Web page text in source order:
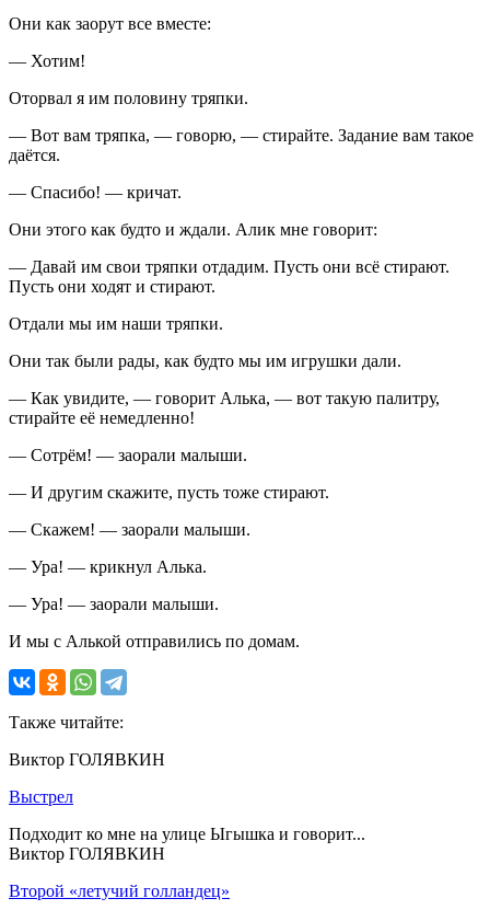
Они как заорут все вместе:
— Хотим!
Оторвал я им половину тряпки.
— Вот вам тряпка, — говорю, — стирайте. Задание вам такое
даётся.
— Спасибо! — кричат.
Они этого как будто и ждали. Алик мне говорит:
— Давай им свои тряпки отдадим. Пусть они всё стирают.
Пусть они ходят и стирают.
Отдали мы им наши тряпки.
Они так были рады, как будто мы им игрушки дали.
— Как увидите, — говорит Алька, — вот такую палитру,
стирайте её немедленно!
— Сотрём! — заорали малыши.
— И другим скажите, пусть тоже стирают.
— Скажем! — заорали малыши.
— Ура! — крикнул Алька.
— Ура! — заорали малыши.
И мы с Алькой отправились по домам.
Также читайте:
Виктор ГОЛЯВКИН
Выстрел
Подходит ко мне на улице Ыгышка и говорит...
Виктор ГОЛЯВКИН
Второй «летучий голландец»